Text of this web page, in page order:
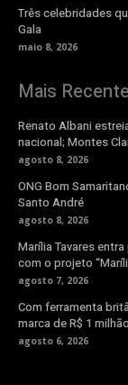
Três celebridades
Gala
maio 8, 2026
Mais
Renato Albani
nacional; Montes
agosto 8, 2026
ONG Bom
Santo André
agosto 8, 2026
Marília Tavares
com o projeto
agosto 7, 2026
Com ferramenta
marca de R$ 1
agosto 6, 2026